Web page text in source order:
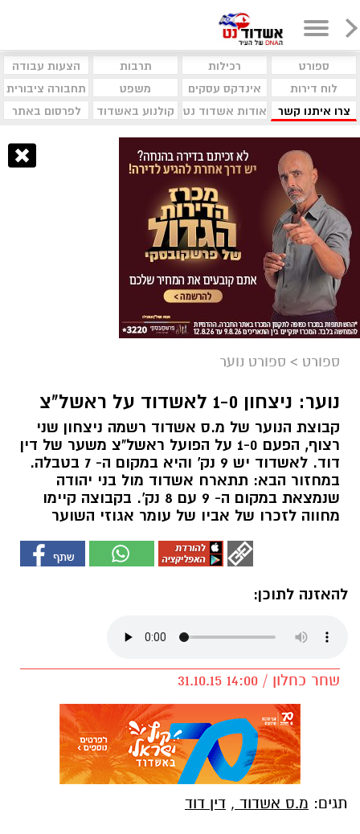
ספורט רכילות תרבות
הצעות עבודה
לוח דירות
אינדקס עסקים משפט
תחבורה ציבורית
צרו איתנו קשר
אודות אשדוד נט קולנוע באשדוד לפרסום באתר
ספורט > ספורט נוער
נוער: ניצחון 1-0 לאשדוד על ראשל"צ
קבוצת הנוער של מ.ס אשדוד רשמה ניצחון שני
רצוף, הפעם 1-0 על הפועל ראשל"צ משער של דין
דוד. לאשדוד יש 9 נק' והיא במקום ה- 7 בטבלה.
במחזור הבא: תתארח אשדוד מול בני יהודה
שנמצאת במקום ה- 9 עם 8 נק'. בקבוצה קיימו
מחווה לזכרו של אביו של עומר אגוזי השוער
להאזנה לתוכן:
שחר כחלון / 14:00 31.10.15
תגים: מ.ס אשדוד , דין דוד